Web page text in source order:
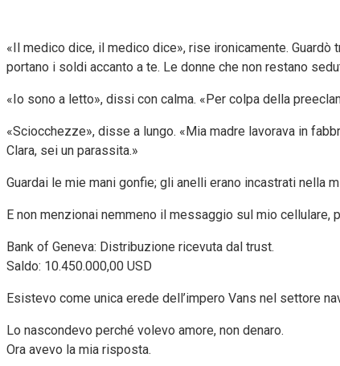
«Il medico dice, il medico dice», rise ironicamente.
portano i soldi accanto a te. Le donne che non restano
«Io sono a letto», dissi con calma. «Per colpa della
«Sciocchezze», disse a lungo. «Mia madre lavorava in
Clara, sei un parassita.»
Guardai le mie mani gonfie; gli anelli erano incastrati
E non menzionai nemmeno il messaggio sul mio cellulare,
Bank of Geneva: Distribuzione ricevuta dal trust.
Saldo: 10.450.000,00 USD
Esistevo come unica erede dell’impero Vans nel settore
Lo nascondevo perché volevo amore, non denaro.
Ora avevo la mia risposta.